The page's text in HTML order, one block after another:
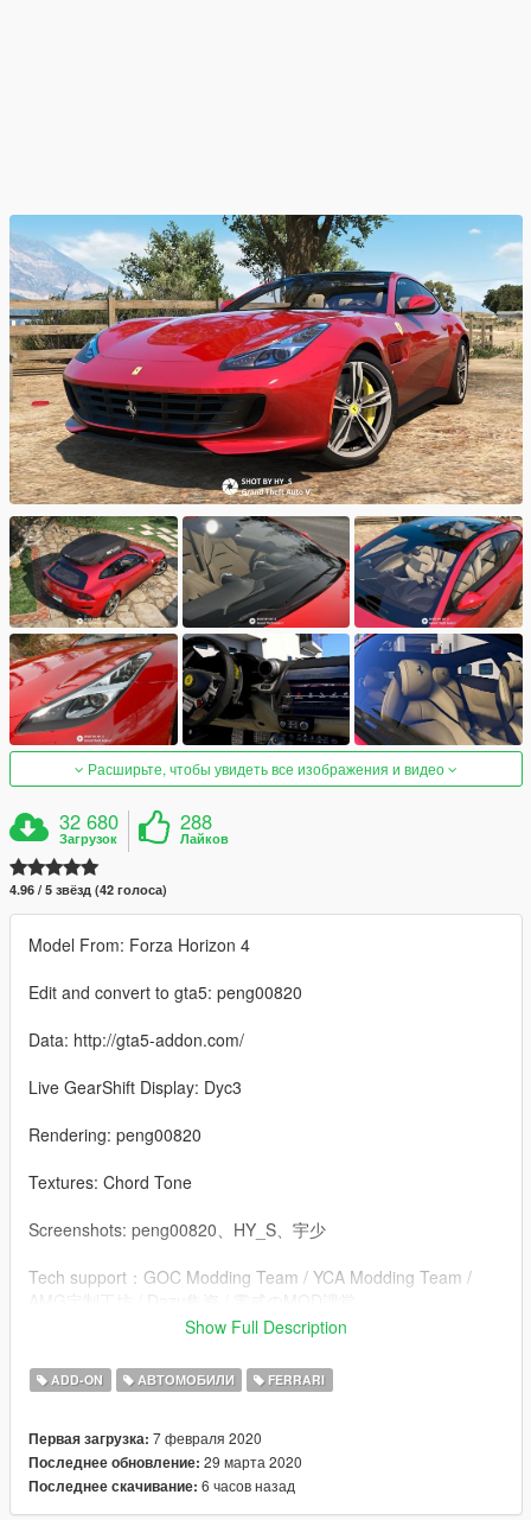
Расширьте, чтобы увидеть все изображения и видео
32 680
Загрузок
288
Лайков
4.96 / 5 звёзд (42 голоса)
Model From: Forza Horizon 4
Edit and convert to gta5: peng00820
Data: http://gta5-addon.com/
Live GearShift Display: Dyc3
Rendering: peng00820
Textures: Chord Tone
Screenshots: peng00820、HY_S、宇少
Tech support：GOC Modding Team / YCA Modding Team /
V2.0 Update log
1.Add the body kits
2.Add the steeringwheel gear indicator
Show Full Description
ADD-ON АВТОМОБИЛИ FERRARI
Первая загрузка: 7 февраля 2020
Последнее обновление: 29 марта 2020
Последнее скачивание: 6 часов назад